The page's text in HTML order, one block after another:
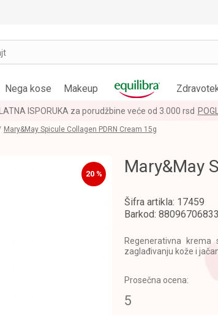
Nega kose Makeup
ISPORUKA za porudžbine veće od 3.000 rsd
Mary&May Spicule Collagen PDRN Cream 15g
20 % Mary&May
Šifra artikla: 17459
Barkod:
Regenerativna krema
zaglađivanju kože i
Prosečna ocena:
5